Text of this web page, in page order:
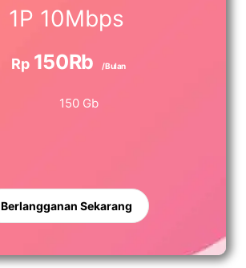
1P 10Mbps
Rp 150Rb /Bulan
150 Gb
Berlangganan Sekarang